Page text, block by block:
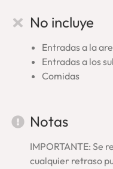
Palatino
centro de las
la colina delPalatinoque
donde nació la ciudad.
Por último, visitaremos el
interiorcaminaremos
No incluye
Entradas a la
Entradas a los
Comidas
Notas
IMPORTANTE: Se
cualquier retraso